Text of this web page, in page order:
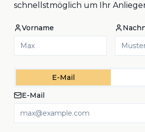
schnellstmöglich um Ihr
Vorname
E-Mail
E-Mail